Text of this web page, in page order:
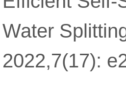
Water
2022,7(17):